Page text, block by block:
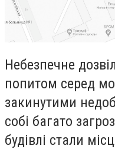
Небезпечне
попитом серед
закинутими
собі багато
будівлі стали